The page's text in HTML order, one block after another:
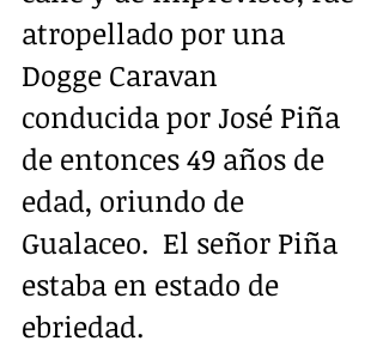
atropellado por una
Dogge Caravan
conducida por José Piña
de entonces 49 años de
edad, oriundo de
Gualaceo.  El señor Piña
estaba en estado de
ebriedad.